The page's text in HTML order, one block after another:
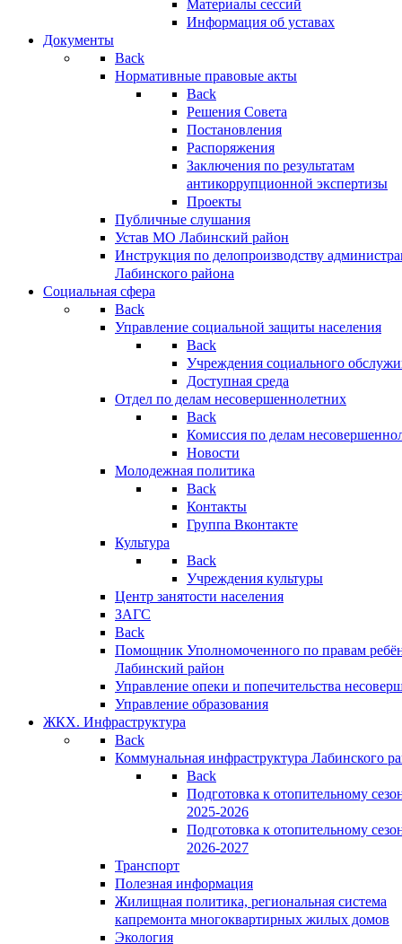
Материалы сессий
Информация об уставах
Документы
Back
Нормативные правовые акты
Back
Решения Совета
Постановления
Распоряжения
Заключения по результатам
антикоррупционной экспертизы
Проекты
Публичные слушания
Устав МО Лабинский район
Инструкция по делопроизводству
Лабинского района
Социальная сфера
Back
Управление социальной защиты населения
Back
Учреждения социального
Доступная среда
Отдел по делам несовершеннолетних
Back
Комиссия по делам
Новости
Молодежная политика
Back
Контакты
Группа Вконтакте
Культура
Back
Учреждения культуры
Центр занятости населения
ЗАГС
Back
Помощник Уполномоченного по правам
Лабинский район
Управление опеки и попечительства
Управление образования
ЖКХ. Инфраструктура
Back
Коммунальная инфраструктура Лабинского
Back
Подготовка к отопительному
2025-2026
Подготовка к отопительному
2026-2027
Транспорт
Полезная информация
Жилищная политика, региональная система
капремонта многоквартирных жилых домов
Экология